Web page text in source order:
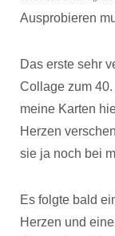
Ausprobieren
Das erste sehr
Collage zum
meine Karten
Herzen
sie ja noch bei
Es folgte bald
Herzen und